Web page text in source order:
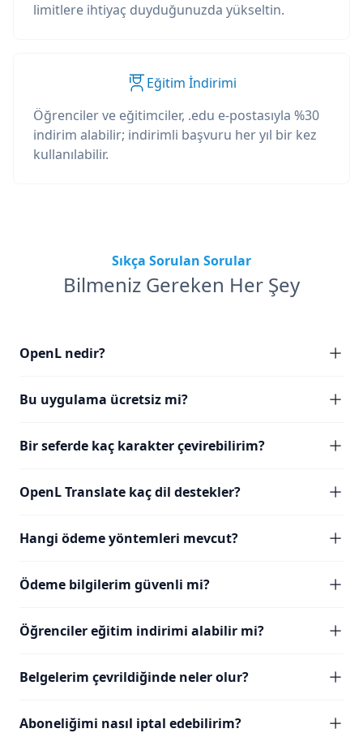
limitlere ihtiyaç duyduğunuzda yükseltin.
Eğitim İndirimi
Öğrenciler ve eğitimciler, .edu e-postasıyla %30
indirim alabilir; indirimli başvuru her yıl bir kez
kullanılabilir.
Sıkça Sorulan Sorular
Bilmeniz Gereken Her Şey
OpenL nedir?
Bu uygulama ücretsiz mi?
Bir seferde kaç karakter çevirebilirim?
OpenL Translate kaç dil destekler?
Hangi ödeme yöntemleri mevcut?
Ödeme bilgilerim güvenli mi?
Öğrenciler eğitim indirimi alabilir mi?
Belgelerim çevrildiğinde neler olur?
Aboneliğimi nasıl iptal edebilirim?